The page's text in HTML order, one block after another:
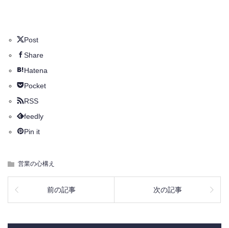
Post
Share
Hatena
Pocket
RSS
feedly
Pin it
営業の心構え
前の記事 次の記事